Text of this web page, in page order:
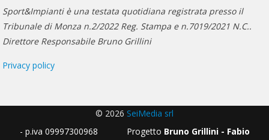
Sport&Impianti è una testata quotidiana registrata presso il
Tribunale di Monza n.2/2022 Reg. Stampa e n.7019/2021 N.C..
Direttore Responsabile Bruno Grillini
Privacy policy
© 2026 SeiMedia srl
- p.iva 09997300968 Progetto Bruno Grillini - Fabio